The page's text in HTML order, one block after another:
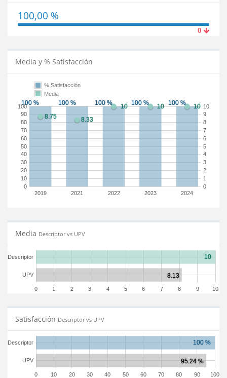
100,00 %
0
Media y % Satisfacción
2019 2021 2022 2023 2024
0
10
20
30
40
50
60
70
80
90
100
0
1
2
3
4
5
6
7
8
9
10
% Satisfacción
Media
Media Descriptor vs UPV
0 1 2 3 4 5 6 7 8 9 10
UPV
Descriptor
Satisfacción Descriptor vs UPV
0 10 20 30 40 50 60 70 80 90 100
UPV
Descriptor